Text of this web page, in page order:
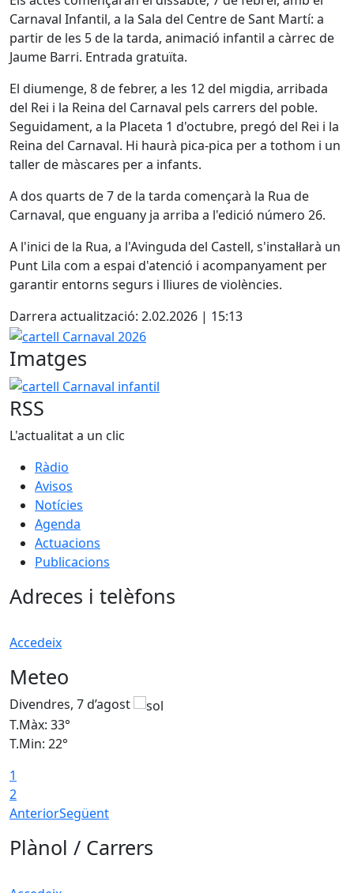
Carnaval Infantil, a la Sala del Centre de Sant Martí: a
partir de les 5 de la tarda, animació infantil a càrrec de
Jaume Barri. Entrada gratuïta.
El diumenge, 8 de febrer, a les 12 del migdia, arribada
del Rei i la Reina del Carnaval pels carrers del poble.
Seguidament, a la Placeta 1 d'octubre, pregó del Rei i la
Reina del Carnaval. Hi haurà pica-pica per a tothom i un
taller de màscares per a infants.
A dos quarts de 7 de la tarda començarà la Rua de
Carnaval, que enguany ja arriba a l'edició número 26.
A l'inici de la Rua, a l'Avinguda del Castell, s'instal·larà un
Punt Lila com a espai d'atenció i acompanyament per
garantir entorns segurs i lliures de violències.
Darrera actualització: 2.02.2026 | 15:13
cartell Carnaval 2026
Imatges
cartell Carnaval infantil
RSS
L'actualitat a un clic
Ràdio
Avisos
Notícies
Agenda
Actuacions
Publicacions
Adreces i telèfons
Accedeix
Meteo
Divendres, 7 d’agost
T.Màx: 33°
T.Min: 22°
1
2
AnteriorSegüent
Plànol / Carrers